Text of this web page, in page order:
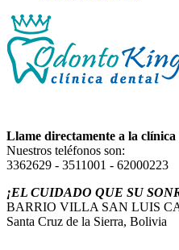
Llame directamente a la
Nuestros teléfonos son:
3362629 - 3511001 - 62000223
¡EL CUIDADO QUE SU
BARRIO VILLA SAN LUIS
Santa Cruz de la Sierra, Bolivia